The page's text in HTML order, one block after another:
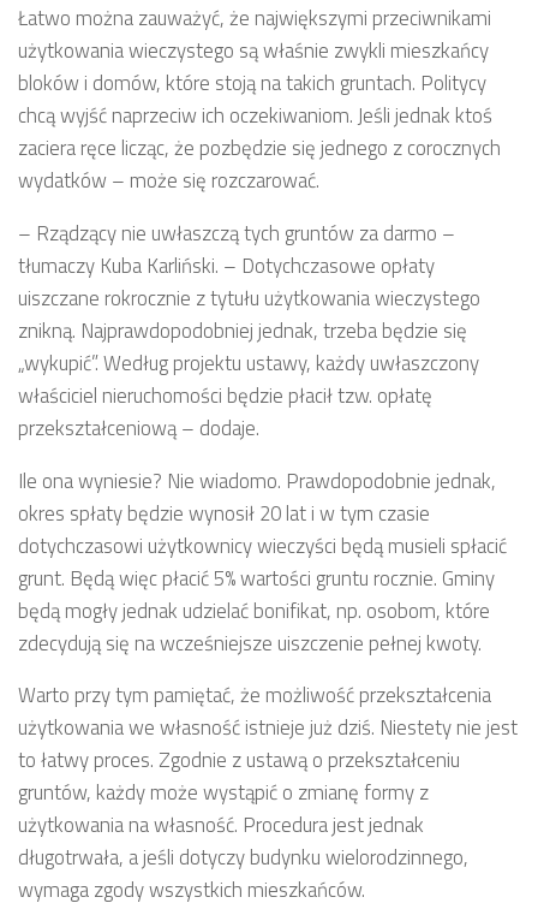
Łatwo można zauważyć, że największymi przeciwnikami
użytkowania wieczystego są właśnie zwykli mieszkańcy
bloków i domów, które stoją na takich gruntach. Politycy
chcą wyjść naprzeciw ich oczekiwaniom. Jeśli jednak ktoś
zaciera ręce licząc, że pozbędzie się jednego z corocznych
wydatków – może się rozczarować.
– Rządzący nie uwłaszczą tych gruntów za darmo –
tłumaczy Kuba Karliński. – Dotychczasowe opłaty
uiszczane rokrocznie z tytułu użytkowania wieczystego
znikną. Najprawdopodobniej jednak, trzeba będzie się
„wykupić”. Według projektu ustawy, każdy uwłaszczony
właściciel nieruchomości będzie płacił tzw. opłatę
przekształceniową – dodaje.
Ile ona wyniesie? Nie wiadomo. Prawdopodobnie jednak,
okres spłaty będzie wynosił 20 lat i w tym czasie
dotychczasowi użytkownicy wieczyści będą musieli spłacić
grunt. Będą więc płacić 5% wartości gruntu rocznie. Gminy
będą mogły jednak udzielać bonifikat, np. osobom, które
zdecydują się na wcześniejsze uiszczenie pełnej kwoty.
Warto przy tym pamiętać, że możliwość przekształcenia
użytkowania we własność istnieje już dziś. Niestety nie jest
to łatwy proces. Zgodnie z ustawą o przekształceniu
gruntów, każdy może wystąpić o zmianę formy z
użytkowania na własność. Procedura jest jednak
długotrwała, a jeśli dotyczy budynku wielorodzinnego,
wymaga zgody wszystkich mieszkańców.